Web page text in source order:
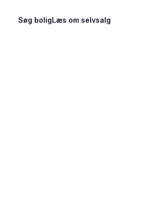
Søg boligLæs om selvsalg